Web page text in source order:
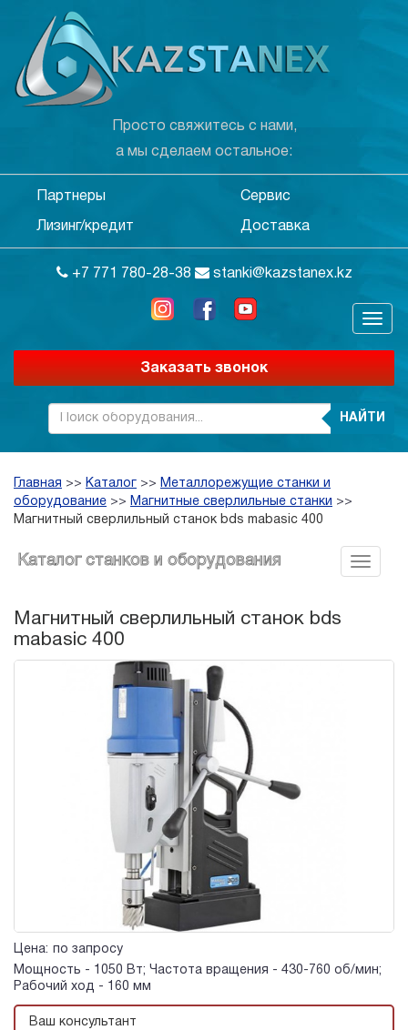
Просто свяжитесь с нами,
а мы сделаем остальное:
Партнеры Сервис
Лизинг/кредит Доставка
+7 771 780-28-38 stanki@kazstanex.kz
Заказать звонок
НАЙТИ
Главная >> Каталог >> Металлорежущие станки и
оборудование >> Магнитные сверлильные станки >>
Магнитный сверлильный станок bds mabasic 400
Каталог станков и оборудования
Магнитный сверлильный станок bds
mabasic 400
Цена:
по запросу
Мощность - 1050 Вт; Частота вращения - 430-760 об/мин;
Рабочий ход - 160 мм
Ваш консультант